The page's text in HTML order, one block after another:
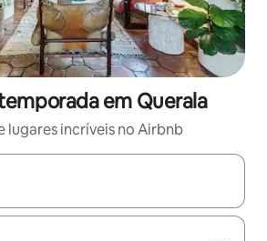
em Querala
lugares incríveis no Airbnb
estiverem disponíveis, explore-os